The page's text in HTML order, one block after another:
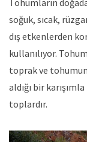
Tohumların
soğuk, sıcak,
dış etkenlerden
kullanılıyor.
toprak ve
aldığı bir
toplardır.